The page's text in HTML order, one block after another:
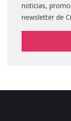
noticias,
newsletter de